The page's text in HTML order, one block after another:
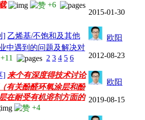
+6
2015-01-30
] 乙烯基/不饱和及其他
中遇到的问题及解决对
+11 2 3 4 5 6
欧阳
2012-08-23
] 来个有深度得技术讨论
有关酚醛环氧涂层和酚
在耐受有机溶剂方面的
+4
欧阳
2019-08-15